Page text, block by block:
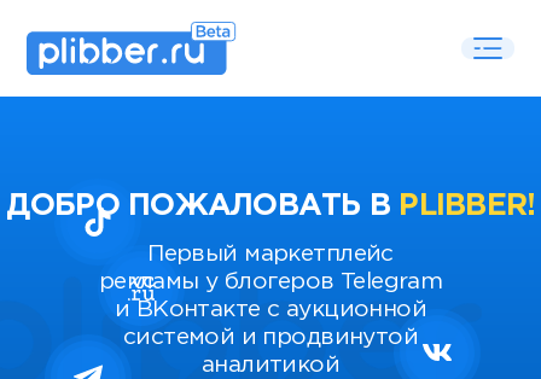
ДОБРО ПОЖАЛОВАТЬ В PLIBBER!
Первый маркетплейс
рекламы у блогеров Telegram
и ВКонтакте с аукционной
системой и продвинутой
аналитикой